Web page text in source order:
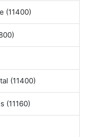
(11400)
(11400)
(11160)